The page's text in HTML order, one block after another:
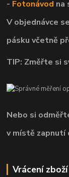
- Fotonávod na
V objednávce
pásku včetně
TIP: Změřte si
Nebo si
v místě zapnutí
Vrácení zboží